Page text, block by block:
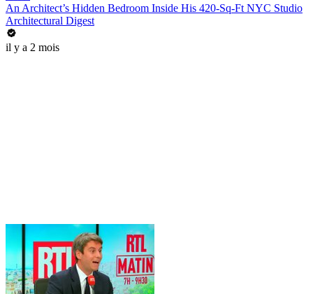
An Architect’s Hidden Bedroom Inside His 420-Sq-Ft NYC Studio
Architectural Digest
il y a 2 mois